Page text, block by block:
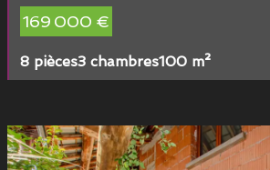
169 000 €
8 pièces3 chambres100 m²